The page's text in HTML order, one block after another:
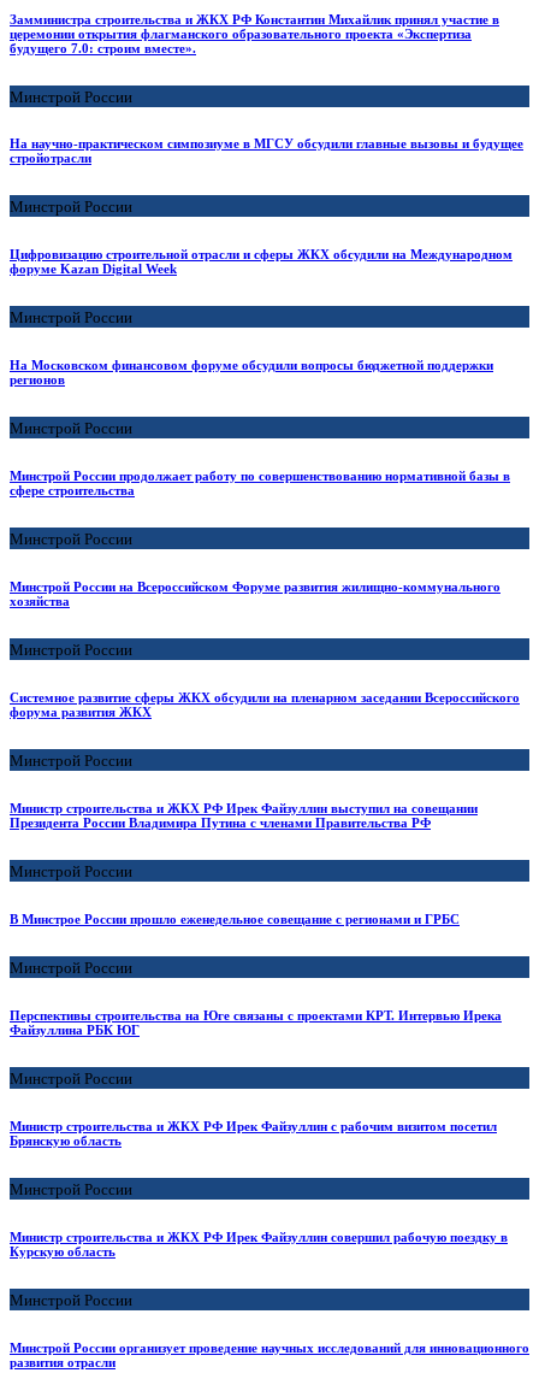
Замминистра строительства и ЖКХ РФ Константин Михайлик принял участие в
церемонии открытия флагманского образовательного проекта «Экспертиза
будущего 7.0: строим вместе».
Минстрой России
На научно-практическом симпозиуме в МГСУ обсудили главные вызовы и будущее
стройотрасли
Минстрой России
Цифровизацию строительной отрасли и сферы ЖКХ обсудили на Международном
форуме Kazan Digital Week
Минстрой России
На Московском финансовом форуме обсудили вопросы бюджетной поддержки
регионов
Минстрой России
Минстрой России продолжает работу по совершенствованию нормативной базы в
сфере строительства
Минстрой России
Минстрой России на Всероссийском Форуме развития жилищно-коммунального
хозяйства
Минстрой России
Системное развитие сферы ЖКХ обсудили на пленарном заседании Всероссийского
форума развития ЖКХ
Минстрой России
Министр строительства и ЖКХ РФ Ирек Файзуллин выступил на совещании
Президента России Владимира Путина с членами Правительства РФ
Минстрой России
В Минстрое России прошло еженедельное совещание с регионами и ГРБС
Минстрой России
Перспективы строительства на Юге связаны с проектами КРТ. Интервью Ирека
Файзуллина РБК ЮГ
Минстрой России
Министр строительства и ЖКХ РФ Ирек Файзуллин с рабочим визитом посетил
Брянскую область
Минстрой России
Министр строительства и ЖКХ РФ Ирек Файзуллин совершил рабочую поездку в
Курскую область
Минстрой России
Минстрой России организует проведение научных исследований для инновационного
развития отрасли